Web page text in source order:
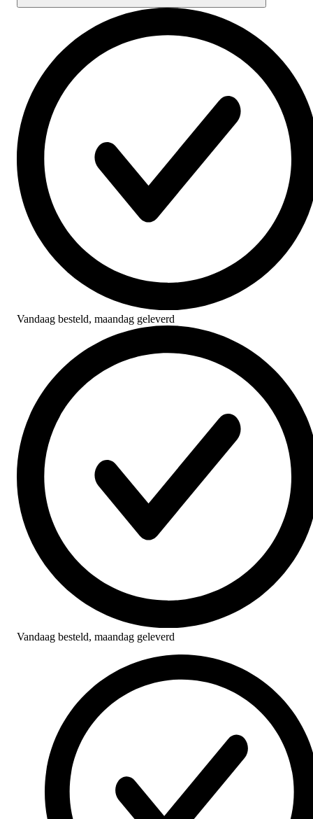
Vandaag besteld, maandag geleverd
Vandaag besteld, maandag geleverd